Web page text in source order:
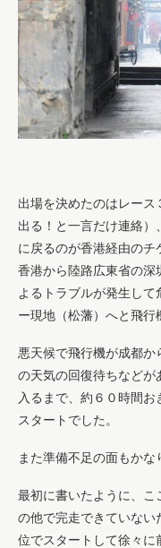
出場を決めたのはレース
出る！と一言だけ連絡
に戻るのが香港経由のチ
香港から陸路広東省の深
よるトラブルが発生し
ー現地（松藩）へと飛行
悪天候で飛行機が成都
の天気の回復待ちなどが
入るまで、約６０時間
スタートでした。
また準備不足の面もかな
最初に書いたように、こ
の他で完走できていな
位でスタートして徐々に